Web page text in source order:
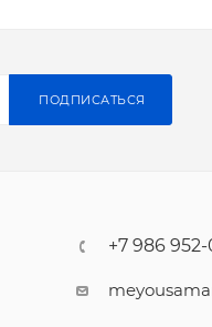
ПОДПИСАТЬСЯ
+7 986